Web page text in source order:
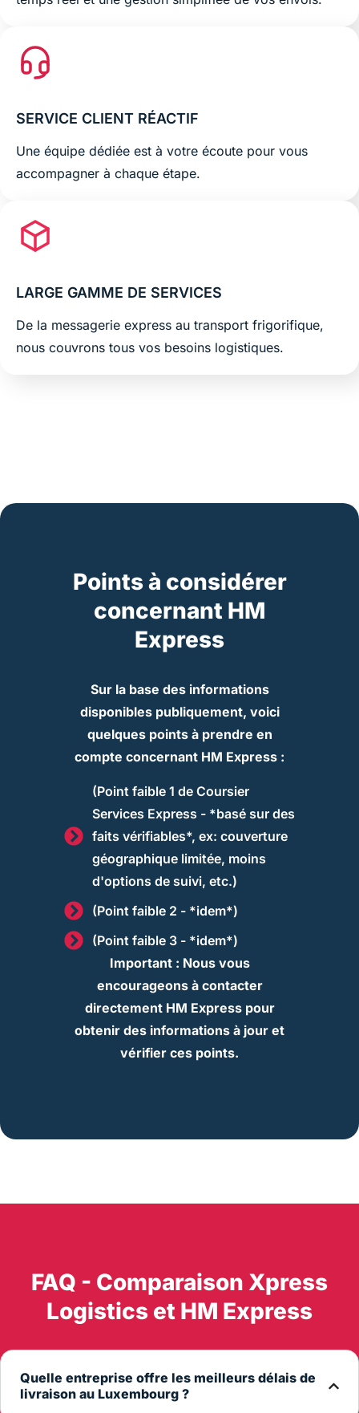
SERVICE CLIENT RÉACTIF
Une équipe dédiée est à votre écoute pour vous
accompagner à chaque étape.
LARGE GAMME DE SERVICES
De la messagerie express au transport frigorifique,
nous couvrons tous vos besoins logistiques.
Points à considérer
concernant HM
Express
Sur la base des informations
disponibles publiquement, voici
quelques points à prendre en
compte concernant HM Express :
(Point faible 1 de Coursier
Services Express - *basé sur des
faits vérifiables*, ex: couverture
géographique limitée, moins
d'options de suivi, etc.)
(Point faible 2 - *idem*)
(Point faible 3 - *idem*)
Important : Nous vous
encourageons à contacter
directement HM Express pour
obtenir des informations à jour et
vérifier ces points.
FAQ - Comparaison Xpress
Logistics et HM Express
Quelle entreprise offre les meilleurs délais de
livraison au Luxembourg ?